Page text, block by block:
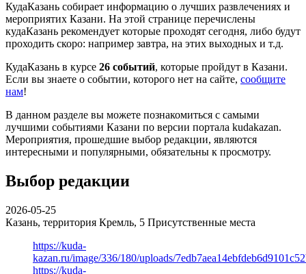
КудаКазань собирает информацию о лучших развлечениях и
мероприятих Казани. На этой странице перечислены
кудаКазань рекомендует которые проходят сегодня, либо будут
проходить скоро: например завтра, на этих выходных и т.д.
КудаКазань в курсе 26 событий, которые пройдут в Казани.
Если вы знаете о событии, которого нет на сайте, сообщите
нам!
В данном разделе вы можете познакомиться с самыми
лучшими событиями Казани по версии портала kudakazan.
Мероприятия, прошедшие выбор редакции, являются
интересными и популярными, обязательны к просмотру.
Выбор редакции
2026-05-25
Казань, территория Кремль, 5 Присутственные места
https://kuda-
kazan.ru/image/336/180/uploads/
https://kuda-